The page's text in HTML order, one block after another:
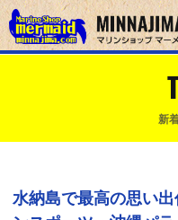
新
水納島で最高の思い